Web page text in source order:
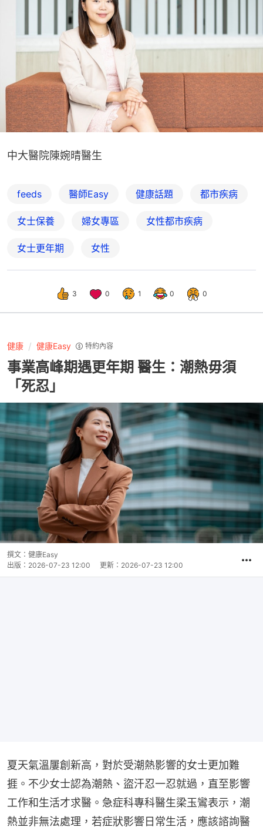
中大醫院陳婉晴醫生
feeds 醫師Easy 健康話題 都市疾病
女士保養 婦女專區 女性都市疾病
女士更年期 女性
3 0 1 0 0
健康 健康Easy 特約內容
事業高峰期遇更年期 醫生：潮熱毋須
「死忍」
撰文： 健康Easy
出版： 2026-07-23 12:00 更新： 2026-07-23 12:00
夏天氣溫屢創新高，對於受潮熱影響的女士更加難
捱。不少女士認為潮熱、盜汗忍一忍就過，直至影響
工作和生活才求醫。急症科專科醫生梁玉鸞表示，潮
熱並非無法處理，若症狀影響日常生活，應該諮詢醫